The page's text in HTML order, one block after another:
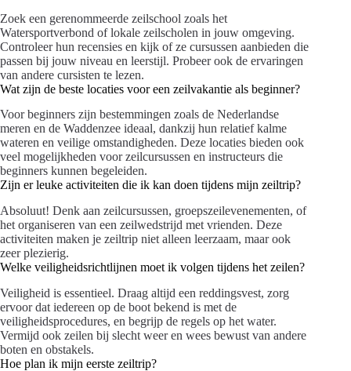
Zoek een gerenommeerde zeilschool zoals het
Watersportverbond of lokale zeilscholen in jouw omgeving.
Controleer hun recensies en kijk of ze cursussen aanbieden die
passen bij jouw niveau en leerstijl. Probeer ook de ervaringen
van andere cursisten te lezen.
Wat zijn de beste locaties voor een zeilvakantie als beginner?
Voor beginners zijn bestemmingen zoals de Nederlandse
meren en de Waddenzee ideaal, dankzij hun relatief kalme
wateren en veilige omstandigheden. Deze locaties bieden ook
veel mogelijkheden voor zeilcursussen en instructeurs die
beginners kunnen begeleiden.
Zijn er leuke activiteiten die ik kan doen tijdens mijn zeiltrip?
Absoluut! Denk aan zeilcursussen, groepszeilevenementen, of
het organiseren van een zeilwedstrijd met vrienden. Deze
activiteiten maken je zeiltrip niet alleen leerzaam, maar ook
zeer plezierig.
Welke veiligheidsrichtlijnen moet ik volgen tijdens het zeilen?
Veiligheid is essentieel. Draag altijd een reddingsvest, zorg
ervoor dat iedereen op de boot bekend is met de
veiligheidsprocedures, en begrijp de regels op het water.
Vermijd ook zeilen bij slecht weer en wees bewust van andere
boten en obstakels.
Hoe plan ik mijn eerste zeiltrip?